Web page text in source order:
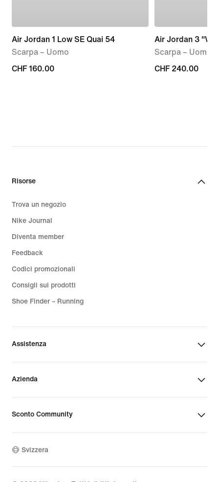
Air Jordan 1 Low SE Quai 54
Scarpa – Uomo
CHF
CHF 160.00
Air Jordan 3
Scarpa – Uomo
CHF
CHF 240.00
Risorse
Trova un negozio
Nike Journal
Diventa member
Feedback
Codici promozionali
Consigli sui prodotti
Shoe Finder – Running
Assistenza
Azienda
Sconto Community
Svizzera